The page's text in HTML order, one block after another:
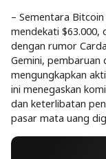
– Sementara
mendekati
dengan rumor
Gemini, pembaruan
mengungkapkan
ini menegaskan
dan keterlibatan
pasar mata uang